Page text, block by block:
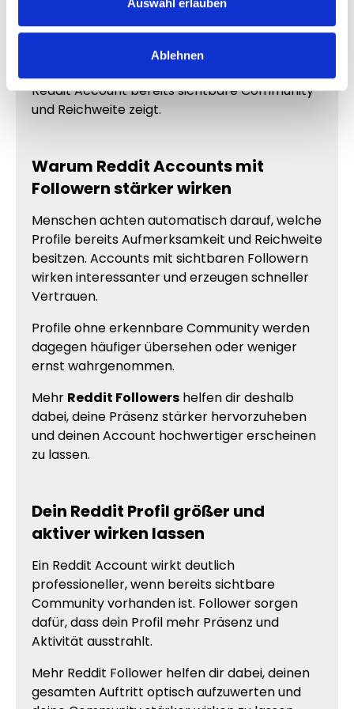
Auswahl erlauben
Ablehnen
Reddit Account bereits sichtbare Community
und Reichweite zeigt.
Warum Reddit Accounts mit
Followern stärker wirken
Menschen achten automatisch darauf, welche
Profile bereits Aufmerksamkeit und Reichweite
besitzen. Accounts mit sichtbaren Followern
wirken interessanter und erzeugen schneller
Vertrauen.
Profile ohne erkennbare Community werden
dagegen häufiger übersehen oder weniger
ernst wahrgenommen.
Mehr Reddit Followers helfen dir deshalb
dabei, deine Präsenz stärker hervorzuheben
und deinen Account hochwertiger erscheinen
zu lassen.
Dein Reddit Profil größer und
aktiver wirken lassen
Ein Reddit Account wirkt deutlich
professioneller, wenn bereits sichtbare
Community vorhanden ist. Follower sorgen
dafür, dass dein Profil mehr Präsenz und
Aktivität ausstrahlt.
Mehr Reddit Follower helfen dir dabei, deinen
gesamten Auftritt optisch aufzuwerten und